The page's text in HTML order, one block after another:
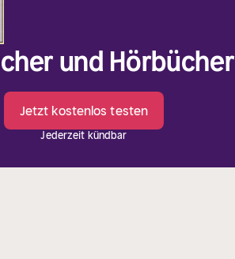
und Hörbücher
Jetzt kostenlos testen
Jederzeit kündbar